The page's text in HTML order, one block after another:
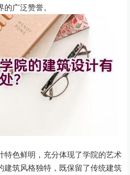
广泛赞誉。
特色鲜明，充分体现了学院的艺术
建筑风格独特，既保留了传统建筑